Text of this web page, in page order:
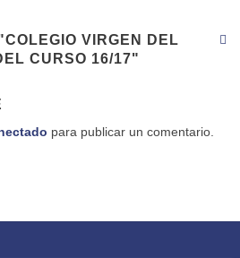
VIRGEN DEL
CURSO 16/17"
para publicar un comentario.